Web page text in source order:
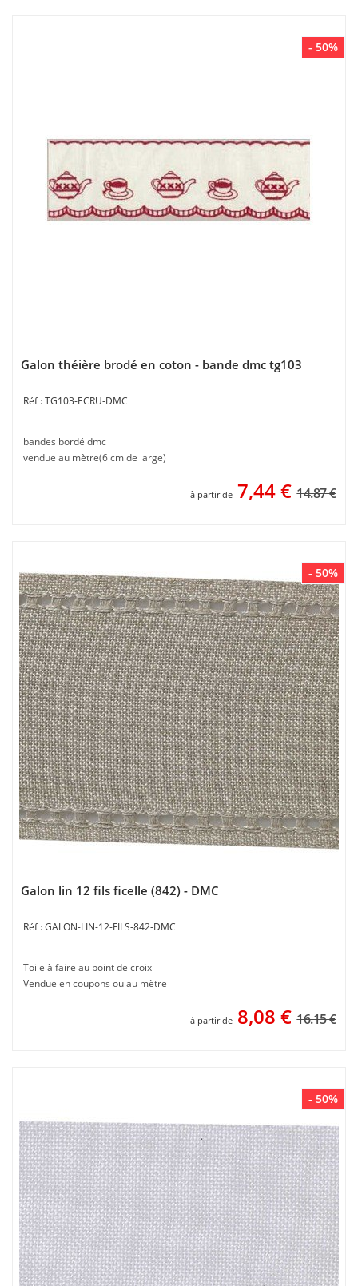
- 50%
Galon théière brodé en coton - bande dmc tg103
TG103-ECRU-DMC
bandes bordé dmc
vendue au mètre(6 cm de large)
à partir de 7,44€ 14.87 €
- 50%
Galon lin 12 fils ficelle (842) - DMC
GALON-LIN-12-FILS-842-DMC
Toile à faire au point de croix
Vendue en coupons ou au mètre
à partir de 8,08 € 16.15 €
- 50%